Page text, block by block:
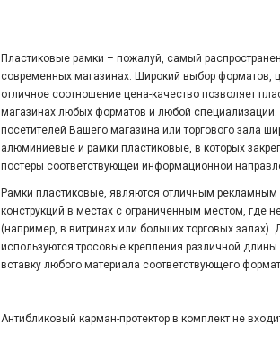
Пластиковые рамки – пожалуй, самый
современных магазинах. Широкий выбор форматов,
отличное соотношение цена-качество позволяет
магазинах любых форматов и любой
посетителей Вашего магазина или торгового зала
алюминиевые и рамки пластиковые, в которых
постеры соответствующей информационной
Рамки пластиковые, являются отличным
конструкций в местах с ограниченным местом, где
(например, в витринах или больших торговых залах).
используются тросовые крепления различной
вставку любого материала соответствующего
Антибликовый карман-протектор в комплект не